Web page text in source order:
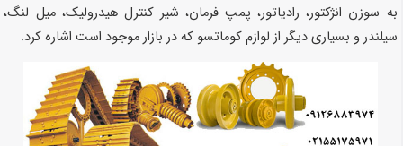
به سوزن انژکتور، رادیاتور، پمپ فرمان، شیر کنترل هیدرولیک، میل لنگ،
سیلندر و بسیاری دیگر از لوازم کوماتسو که در بازار موجود است اشاره کرد.